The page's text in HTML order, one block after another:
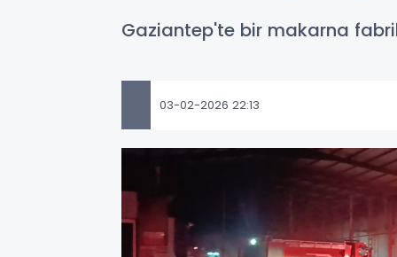
Gaziantep'te bir makarna
03-02-2026 22:13